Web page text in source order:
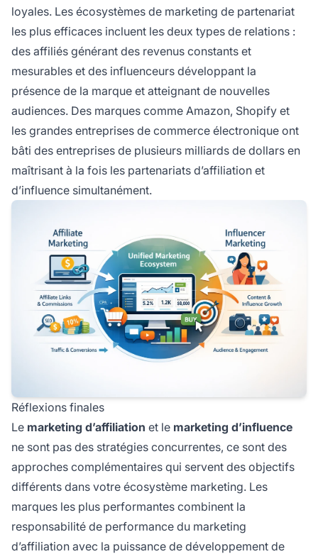
loyales. Les écosystèmes de marketing de partenariat
les plus efficaces incluent les deux types de relations :
des affiliés générant des revenus constants et
mesurables et des influenceurs développant la
présence de la marque et atteignant de nouvelles
audiences. Des marques comme Amazon, Shopify et
les grandes entreprises de commerce électronique ont
bâti des entreprises de plusieurs milliards de dollars en
maîtrisant à la fois les partenariats d’affiliation et
d’influence simultanément.
Réflexions finales
Le marketing d’affiliation et le marketing d’influence
ne sont pas des stratégies concurrentes, ce sont des
approches complémentaires qui servent des objectifs
différents dans votre écosystème marketing. Les
marques les plus performantes combinent la
responsabilité de performance du marketing
d’affiliation avec la puissance de développement de